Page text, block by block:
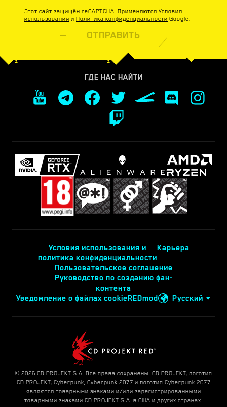
Этот сайт защищён reCAPTCHA. Применяются Условия
использования и Политика конфиденциальности Google.
ОТПРАВИТЬ
ГДЕ НАС НАЙТИ
Условия использования и
политика конфиденциальности
Карьера
Пользовательское соглашение
Руководство по созданию фан-
контента
Уведомление о файлах cookieREDmod Русский
© 2026 CD PROJEKT S.A. Все права сохранены. CD PROJEKT, логотип
CD PROJEKT, Cyberpunk, Cyberpunk 2077 и логотип Cyberpunk 2077
являются товарными знаками и/или зарегистрированными
товарными знаками CD PROJEKT S.A. в США и других странах.